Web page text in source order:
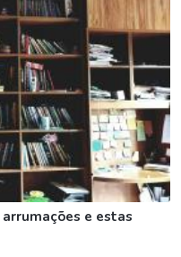
e estas